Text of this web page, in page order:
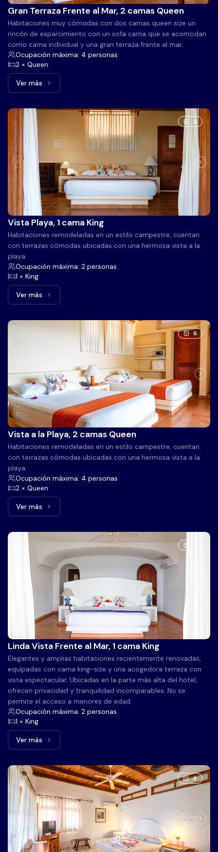
Gran Terraza Frente al Mar, 2 camas Queen
Habitaciones muy cómodas con dos camas queen size un
rincón de esparcimiento con un sofa cama que se acomodan
como cama individual y una gran terraza frente al mar.
Ocupación máxima: 4 personas
2 × Queen
Ver másVer más: Gran Terraza Frente al Mar, 2 camas Queen
5
Vista Playa, 1 cama King
Habitaciones remodeladas en un estilo campestre, cuentan
con terrazas cómodas ubicadas con una hermosa vista a la
playa.
Ocupación máxima: 2 personas
1 × King
Ver másVer más: Vista Playa, 1 cama King
6
Vista a la Playa, 2 camas Queen
Habitaciones remodeladas en un estilo campestre, cuentan
con terrazas cómodas ubicadas con una hermosa vista a la
playa.
Ocupación máxima: 4 personas
2 × Queen
Ver másVer más: Vista a la Playa, 2 camas Queen
Linda Vista Frente al Mar, 1 cama King
Elegantes y amplias habitaciones recientemente renovadas,
equipadas con cama king-size y una acogedora terraza con
vista espectacular. Ubicadas en la parte más alta del hotel,
ofrecen privacidad y tranquilidad incomparables. No se
permite el acceso a menores de edad.
Ocupación máxima: 2 personas
1 × King
Ver másVer más: Linda Vista Frente al Mar, 1 cama King
4